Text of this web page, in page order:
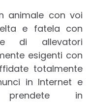
animale con voi
e fatela con
di allevatori
esigenti con
totalmente
in Internet e
prendete in